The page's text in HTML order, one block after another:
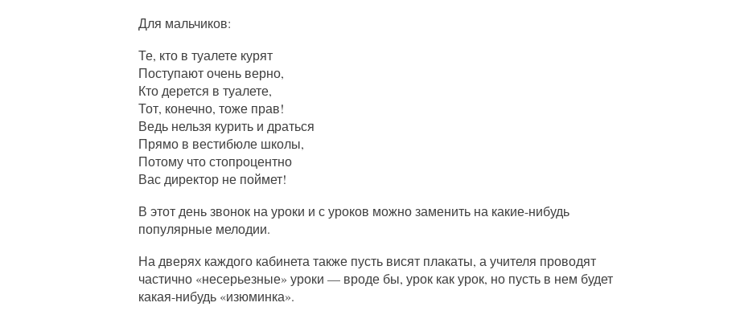
Для мальчиков:
Те, кто в туалете курят
Поступают очень верно,
Кто дерется в туалете,
Тот, конечно, тоже прав!
Ведь нельзя курить и драться
Прямо в вестибюле школы,
Потому что стопроцентно
Вас директор не поймет!
В этот день звонок на уроки и с уроков можно заменить на какие-нибудь
популярные мелодии.
На дверях каждого кабинета также пусть висят плакаты, а учителя проводят
частично «несерьезные» уроки — вроде бы, урок как урок, но пусть в нем будет
какая-нибудь «изюминка».